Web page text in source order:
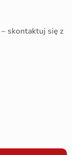
skontaktuj się z